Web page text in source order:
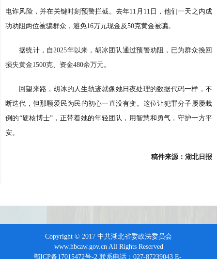
电诈风险，并在关键时刻预警拦截。去年11月11日，他们一天之内成
功劝阻两位被骗群众，避免16万元现金及50克黄金被骗。
据统计，自2025年以来，胡冰团队通过预警劝阻，已为群众挽回
损失黄金1500克、资金480余万元。
回望来路，胡冰的人生轨迹就像她日夜处理的数据代码一样，不
断迭代，但那颗爱民为民的初心一直没有变。这位让犯罪分子屡屡栽
倒的“硬核博士”，正带着她的年轻团队，用智慧和勇气，守护一方平
安。
稿件来源：湖北日报
Copyright © 2017 中共湖北省委政法委员会
www.hbcaw.gov.cn All Rights Reserved
鄂ICP备17015472号-2 联系电话：027-87239043 E-